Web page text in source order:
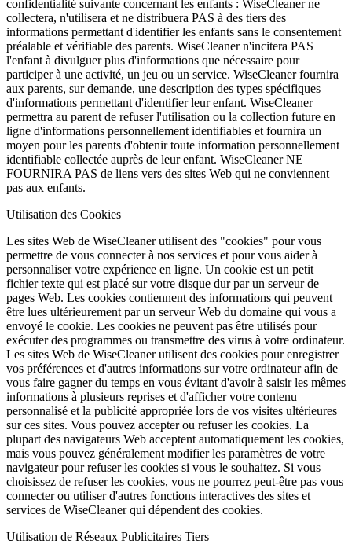
confidentialité suivante concernant les enfants : WiseCleaner ne
collectera, n'utilisera et ne distribuera PAS à des tiers des
informations permettant d'identifier les enfants sans le consentement
préalable et vérifiable des parents. WiseCleaner n'incitera PAS
l'enfant à divulguer plus d'informations que nécessaire pour
participer à une activité, un jeu ou un service. WiseCleaner fournira
aux parents, sur demande, une description des types spécifiques
d'informations permettant d'identifier leur enfant. WiseCleaner
permettra au parent de refuser l'utilisation ou la collection future en
ligne d'informations personnellement identifiables et fournira un
moyen pour les parents d'obtenir toute information personnellement
identifiable collectée auprès de leur enfant. WiseCleaner NE
FOURNIRA PAS de liens vers des sites Web qui ne conviennent
pas aux enfants.
Utilisation des Cookies
Les sites Web de WiseCleaner utilisent des "cookies" pour vous
permettre de vous connecter à nos services et pour vous aider à
personnaliser votre expérience en ligne. Un cookie est un petit
fichier texte qui est placé sur votre disque dur par un serveur de
pages Web. Les cookies contiennent des informations qui peuvent
être lues ultérieurement par un serveur Web du domaine qui vous a
envoyé le cookie. Les cookies ne peuvent pas être utilisés pour
exécuter des programmes ou transmettre des virus à votre ordinateur.
Les sites Web de WiseCleaner utilisent des cookies pour enregistrer
vos préférences et d'autres informations sur votre ordinateur afin de
vous faire gagner du temps en vous évitant d'avoir à saisir les mêmes
informations à plusieurs reprises et d'afficher votre contenu
personnalisé et la publicité appropriée lors de vos visites ultérieures
sur ces sites. Vous pouvez accepter ou refuser les cookies. La
plupart des navigateurs Web acceptent automatiquement les cookies,
mais vous pouvez généralement modifier les paramètres de votre
navigateur pour refuser les cookies si vous le souhaitez. Si vous
choisissez de refuser les cookies, vous ne pourrez peut-être pas vous
connecter ou utiliser d'autres fonctions interactives des sites et
services de WiseCleaner qui dépendent des cookies.
Utilisation de Réseaux Publicitaires Tiers